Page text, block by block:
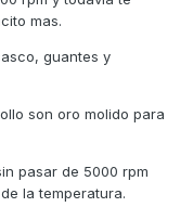
mas.
guantes y
son oro molido para
pasar de 5000 rpm
la temperatura.